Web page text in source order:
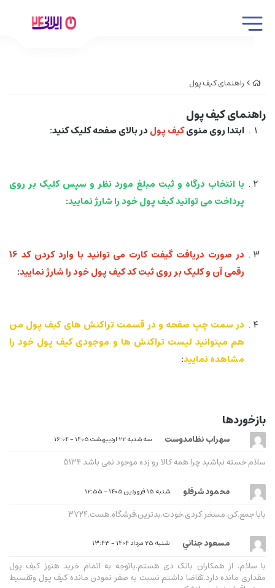
راهنمای کیف پول
راهنمای کیف پول
ابتدا روی منویکیف پول در بالای صفحه کلیک کنید:
با انتخاب درگاه و ثبت مبلغ مورد نظر و سپس کلیک بر روی
پرداخت می توانید کیف پول خود را شارژ نمایید:
در صورت دریافت گیفت کارت می توانید با وارد کردن کد 16
رقمی آن و کلیک بر روی ثبت کد کیف پول خود را شارژ نمایید:
در سمت چپ صفحه و در قسمت تراکنش های کیف پول من
هم میتوانید لیست تراکنش ها و موجودی کیف پول خود را
مشاهده نمایید:
بازخوردها
سهراب نظامدوست سه شنبه 22 اردیبهشت 1405 - 16:04
سلام خسته نباشید چرا همه کالا رو زده موجود نمی باشد 5134
محمود شرفلو شنبه 15 فروردین 1405 - 12:55
بابا.جمع.کن.مسخر.کردی.خودت.بدترین.فرشگاه.هست.۳۷۲۴
مسعود جناني شنبه 25 مرداد 1404 - 13:43
با سلام. از همکاران بانک دی هستم.باتوجه به اتمام خرید هنوز کیف پول
مقداری مانده دارد.تقاضا داشتم نسبت به صفر نمودن مانده کیف پول وتقسیط